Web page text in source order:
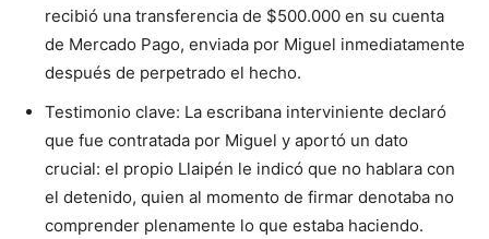
recibió una transferencia de $500.000 en su cuenta
de Mercado Pago, enviada por Miguel inmediatamente
después de perpetrado el hecho.
Testimonio clave: La escribana interviniente declaró
que fue contratada por Miguel y aportó un dato
crucial: el propio Llaipén le indicó que no hablara con
el detenido, quien al momento de firmar denotaba no
comprender plenamente lo que estaba haciendo.